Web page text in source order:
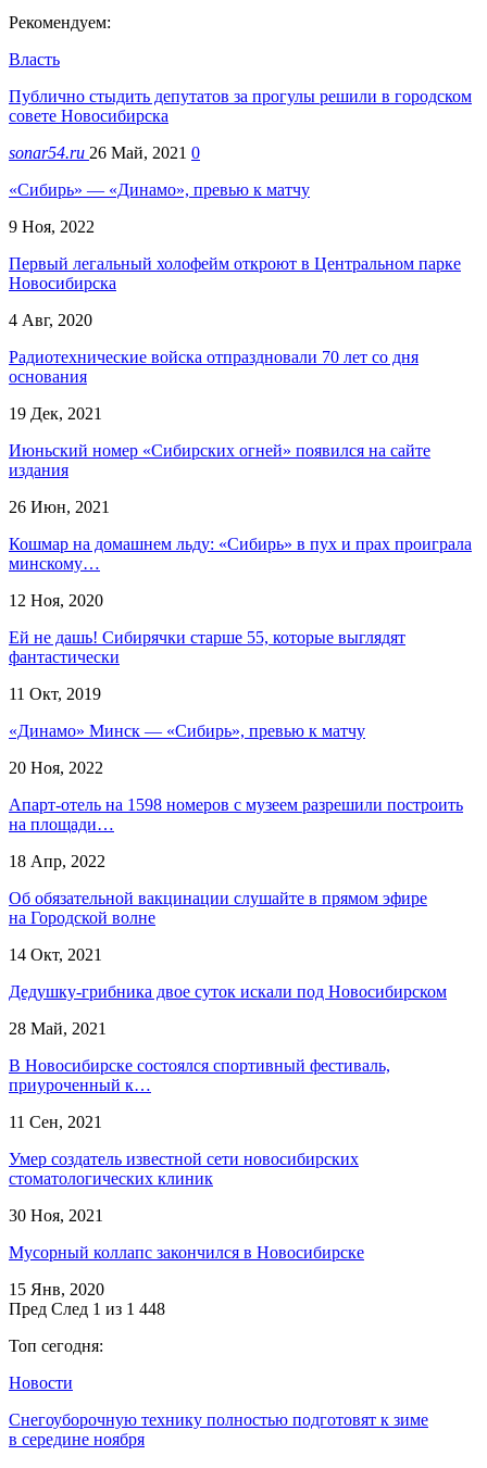
Рекомендуем:
Власть
Публично стыдить депутатов за прогулы решили в городском
совете Новосибирска
sonar54.ru 26 Май, 2021 0
«Сибирь» — «Динамо», превью к матчу
9 Ноя, 2022
Первый легальный холофейм откроют в Центральном парке
Новосибирска
4 Авг, 2020
Радиотехнические войска отпраздновали 70 лет со дня
основания
19 Дек, 2021
Июньский номер «Сибирских огней» появился на сайте
издания
26 Июн, 2021
Кошмар на домашнем льду: «Сибирь» в пух и прах проиграла
минскому…
12 Ноя, 2020
Ей не дашь! Сибирячки старше 55, которые выглядят
фантастически
11 Окт, 2019
«Динамо» Минск — «Сибирь», превью к матчу
20 Ноя, 2022
Апарт-отель на 1598 номеров с музеем разрешили построить
на площади…
18 Апр, 2022
Об обязательной вакцинации слушайте в прямом эфире
на Городской волне
14 Окт, 2021
Дедушку-грибника двое суток искали под Новосибирском
28 Май, 2021
В Новосибирске состоялся спортивный фестиваль,
приуроченный к…
11 Сен, 2021
Умер создатель известной сети новосибирских
стоматологических клиник
30 Ноя, 2021
Мусорный коллапс закончился в Новосибирске
15 Янв, 2020
Пред След 1 из 1 448
Топ сегодня:
Новости
Снегоуборочную технику полностью подготовят к зиме
в середине ноября